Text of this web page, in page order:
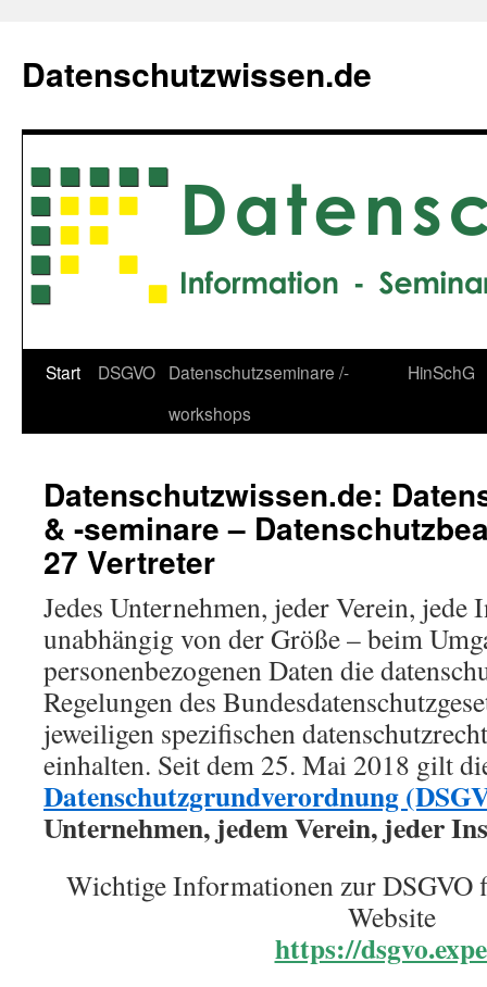
springen
Datenschutzwissen.de
Start DSGVO Datenschutzseminare /-
workshops
HinSchG
Datenschutzwissen.de:
& -seminare –
27 Vertreter
Jedes Unternehmen, jeder Verein, jede
unabhängig von der Größe – beim
personenbezogenen Daten die
Regelungen des
jeweiligen spezifischen
einhalten. Seit dem 25. Mai 2018 gilt
Datenschutzgrundverordnung
Unternehmen, jedem Verein, jeder
Wichtige Informationen zur DSGVO
Website
https://